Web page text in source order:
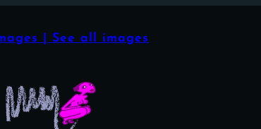
| See all images